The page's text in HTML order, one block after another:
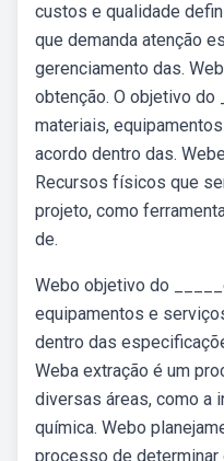
custos e qualidade
que demanda atenção
gerenciamento das.
obtenção. O objetivo do
materiais,
acordo dentro das.
Recursos físicos que
projeto, como
de.
Webo objetivo do
equipamentos e
dentro das
Weba extração é um
diversas áreas, como a
química. Webo
processo de determinar